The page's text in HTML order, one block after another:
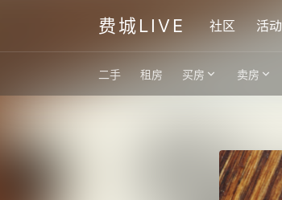
费城LIVE 社区 活动
二手 租房 买房 卖房